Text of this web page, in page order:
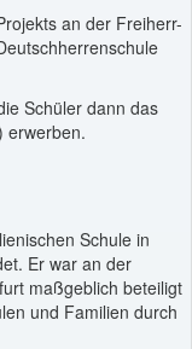
an der Freiherr-
Schüler dann das
erwerben.
Schule in
Er war an der
maßgeblich beteiligt
und Familien durch